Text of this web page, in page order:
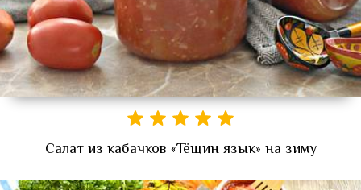
Салат из кабачков «Тёщин язык» на зиму